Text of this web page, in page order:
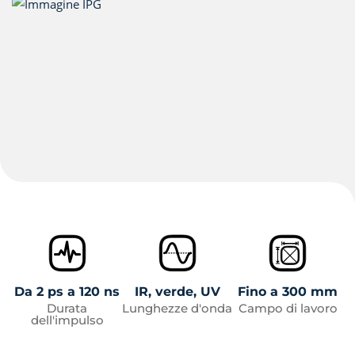
Da 2 ps a 120 ns
Durata
dell'impulso
IR, verde, UV
Lunghezze d'onda
Fino a 300 mm
Campo di lavoro